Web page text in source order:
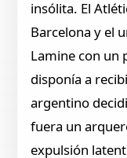
insólita. El
Barcelona y el
Lamine con un
disponía a
argentino
fuera un
expulsión